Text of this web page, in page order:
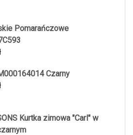
Pomarańczowe
Czarny
Kurtka zimowa "Carl" w